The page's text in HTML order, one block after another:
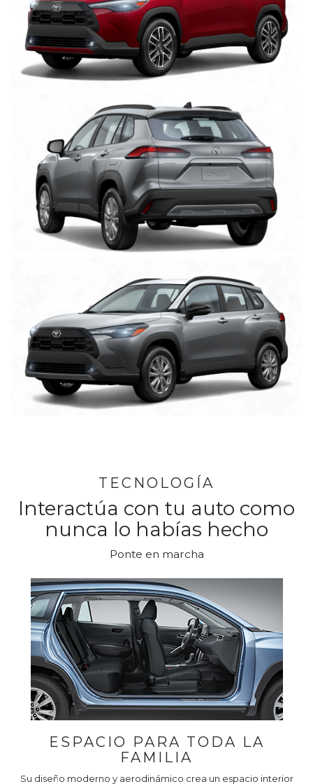
para
agrandar
foto
agrandar
foto
TECNOLOGÍA
Interactúa con tu auto como
nunca lo habías hecho
Ponte en marcha
ESPACIO PARA TODA LA
FAMILIA
Su diseño moderno y aerodinámico crea un espacio interior